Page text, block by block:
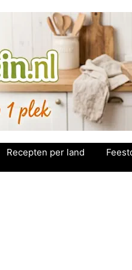
Recepten per land